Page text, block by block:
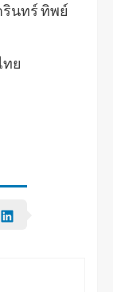
นทร์ ทิพย์
ทย